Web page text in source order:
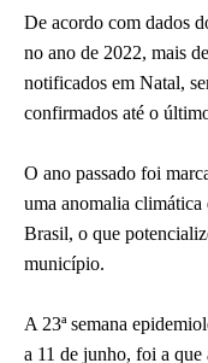
De acordo com dados
no ano de 2022, mais
notificados em Natal,
confirmados até o
O ano passado foi
uma anomalia
Brasil, o que
município.
A 23ª semana
a 11 de junho, foi a que